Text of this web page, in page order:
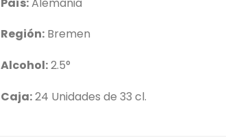
Región: Bremen
Alcohol:2.5°
Caja:24 Unidades de 33 cl.